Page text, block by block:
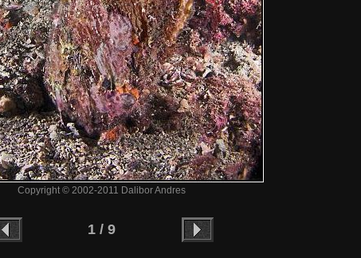
Copyright © 2002-2011 Dalibor Andres
1 / 9